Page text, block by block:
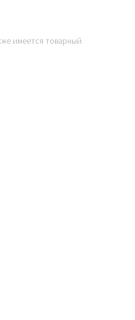
имеется товарный